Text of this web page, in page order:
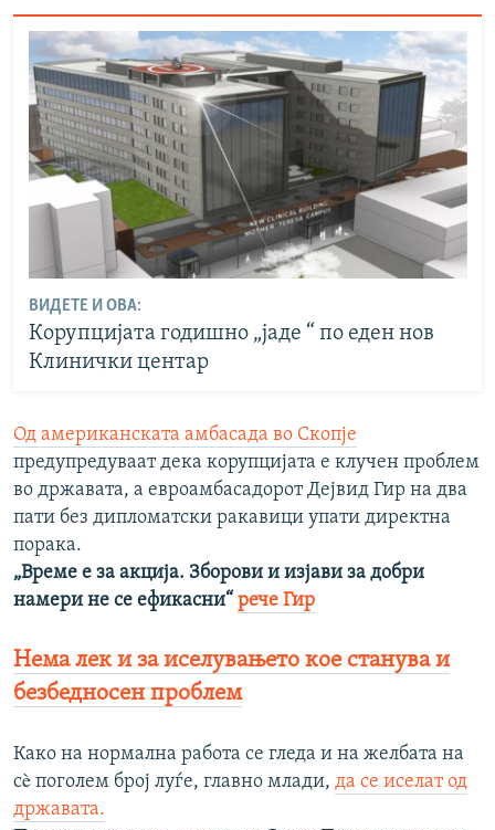
ВИДЕТЕ И ОВА:
Корупцијата годишно „јаде “ по еден нов
Клинички центар
Од американската амбасада во Скопје
предупредуваат дека корупцијата е клучен проблем
во државата, а евроамбасадорот Дејвид Гир на два
пати без дипломатски ракавици упати директна
порака.
„Време е за акција. Зборови и изјави за добри
намери не се ефикасни“ рече Гир
Нема лек и за иселувањето кое станува и
безбедносен проблем
Како на нормална работа се гледа и на желбата на
сè поголем број луѓе, главно млади, да се иселат од
државата.